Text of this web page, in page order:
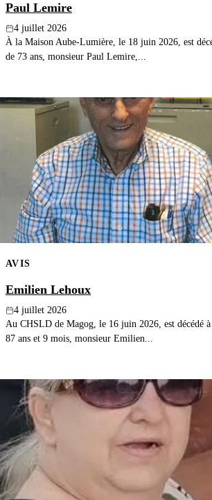
Paul Lemire
4 juillet 2026
À la Maison Aube-Lumière, le 18 juin 2026, est
de 73 ans, monsieur Paul Lemire,...
AVIS
Emilien Lehoux
4 juillet 2026
Au CHSLD de Magog, le 16 juin 2026, est décédé à
87 ans et 9 mois, monsieur Emilien...